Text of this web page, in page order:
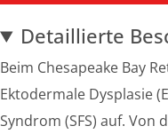
Detaillierte
Beim Chesapeake Bay
Ektodermale Dysplasie
Syndrom (SFS) auf.